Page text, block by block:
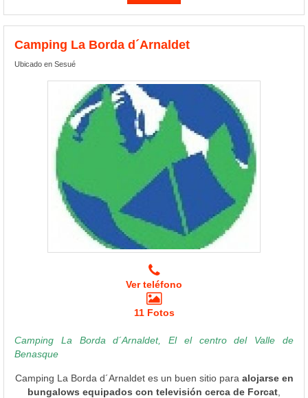
Camping La Borda d´Arnaldet
Ubicado en Sesué
Ver teléfono
11 Fotos
Camping La Borda d´Arnaldet, El el centro del Valle de
Benasque
Camping La Borda d´Arnaldet es un buen sitio para alojarse en
bungalows equipados con televisión cerca de Forcat